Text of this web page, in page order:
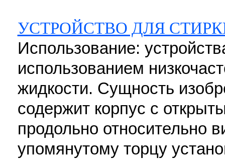
УСТРОЙСТВО ДЛЯ
Использование:
использованием
жидкости. Сущность
содержит корпус с
продольно относительно
упомянутому торцу